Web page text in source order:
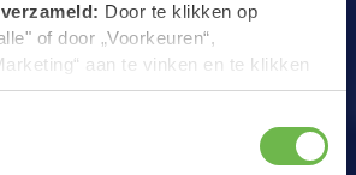
Door te klikken op
of door „Voorkeuren“,
aan te vinken en te klikken
instellen", stemt u er ook mee in
Art. 49 (1) zin 1 lit. a DSGVO. De
Hof van Justitie beoordeeld